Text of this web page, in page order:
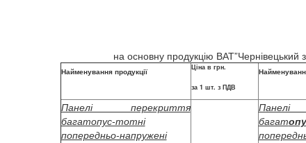
на основну продукцію ВАТ”Чернівецький завод
Найменування продукції Ціна в грн.
за 1 шт. з ПДВ
Панелі перекриття
багатопус-тотні
попередньо-напружені
багат